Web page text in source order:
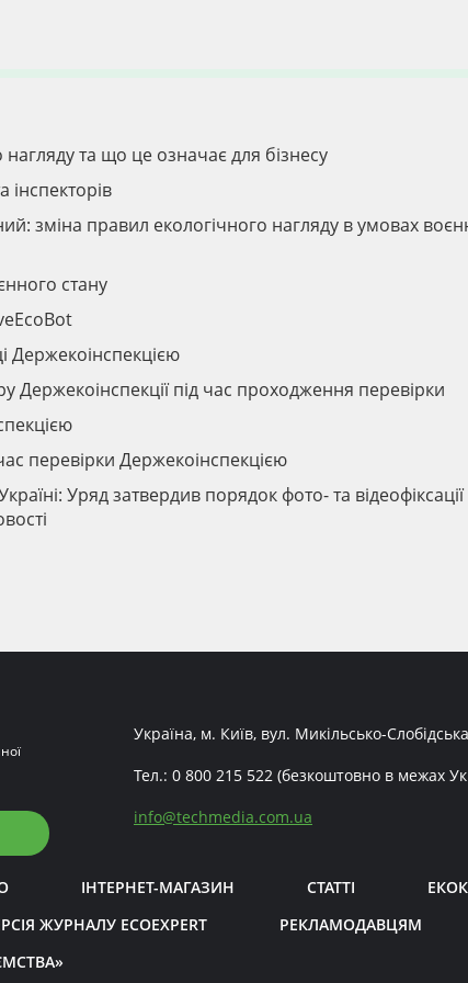
та що це означає для бізнесу
інспекторів
зміна правил екологічного нагляду в умовах
стану
Держекоінспекцією
Держекоінспекції під час проходження перевірки
перевірки Держекоінспекцією
Уряд затвердив порядок фото- та відеофіксації
Україна, м. Київ, вул. Микільсько-
Тел.: 0 800 215 522 (безкоштовно в межах
info@techmedia.com.ua
ІНТЕРНЕТ-МАГАЗИН СТАТТІ
ЖУРНАЛУ ECOEXPERT
РЕКЛАМОДАВЦЯМ